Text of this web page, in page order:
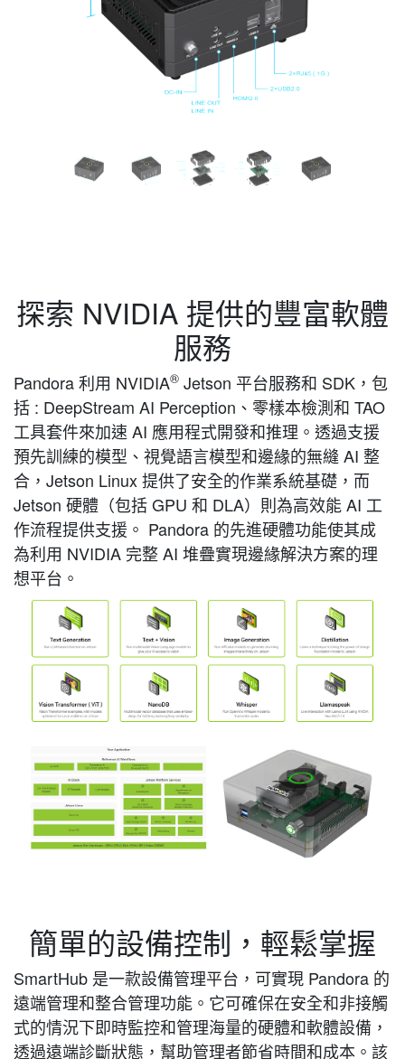
探索 NVIDIA 提供的豐富軟體
服務
Pandora 利用 NVIDIA® Jetson 平台服務和 SDK，包
括 : DeepStream AI Perception、零樣本檢測和 TAO
工具套件來加速 AI 應用程式開發和推理。透過支援
預先訓練的模型、視覺語言模型和邊緣的無縫 AI 整
合，Jetson Linux 提供了安全的作業系統基礎，而
Jetson 硬體（包括 GPU 和 DLA）則為高效能 AI 工
作流程提供支援。 Pandora 的先進硬體功能使其成
為利用 NVIDIA 完整 AI 堆疊實現邊緣解決方案的理
想平台。
簡單的設備控制，輕鬆掌握
SmartHub 是一款設備管理平台，可實現 Pandora 的
遠端管理和整合管理功能。它可確保在安全和非接觸
式的情況下即時監控和管理海量的硬體和軟體設備，
透過遠端診斷狀態，幫助管理者節省時間和成本。該